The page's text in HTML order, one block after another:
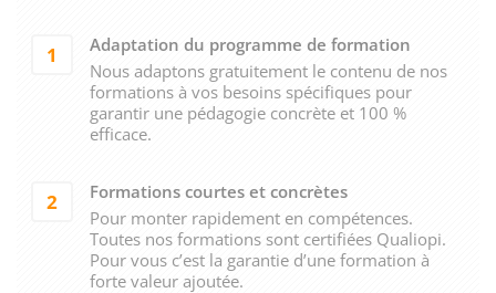
1
Adaptation du programme de formation
Nous adaptons gratuitement le contenu de nos
formations à vos besoins spécifiques pour
garantir une pédagogie concrète et 100 %
efficace.
2
Formations courtes et concrètes
Pour monter rapidement en compétences.
Toutes nos formations sont certifiées Qualiopi.
Pour vous c’est la garantie d’une formation à
forte valeur ajoutée.